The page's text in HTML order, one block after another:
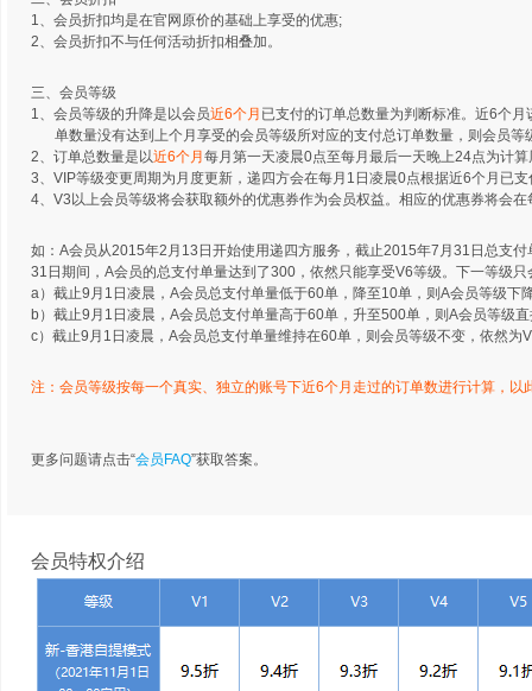
1、会员折扣均是在官网原价的基础上享受的优惠;
2、会员折扣不与任何活动折扣相叠加。
三、会员等级
1、会员等级的升降是以会员近6个月 已支付的订单总数量为判断标准。近6个
单数量没有达到上个月享受的会员等级所对应的支付总订单数量，则会员
2、订单总数量是以近6个月 每月第一天凌晨0点至每月最后一天晚上24点为计
3、VIP等级变更周期为月度更新，递四方会在每月1日凌晨0点根据近6个月已
4、V3以上会员等级将会获取额外的优惠券作为会员权益。相应的优惠券将会
如：A会员从2015年2月13日开始使用递四方服务，截止2015年7月31日总支
31日期间，A会员的总支付单量达到了300，依然只能享受V6等级。下一等级
a）截止9月1日凌晨，A会员总支付单量低于60单，降至10单，则A会员等级下
b）截止9月1日凌晨，A会员总支付单量高于60单，升至500单，则A会员等级
c）截止9月1日凌晨，A会员总支付单量维持在60单，则会员等级不变，依然为
注：会员等级按每一个真实、独立的账号下近6个月走过的订单数进行计算，以
更多问题请点击“会员FAQ”获取答案。
会员特权介绍